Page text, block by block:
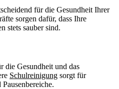
für die Gesundheit Ihrer
sorgen dafür, dass Ihre
stets sauber sind.
die Gesundheit und das
Schulreinigung sorgt für